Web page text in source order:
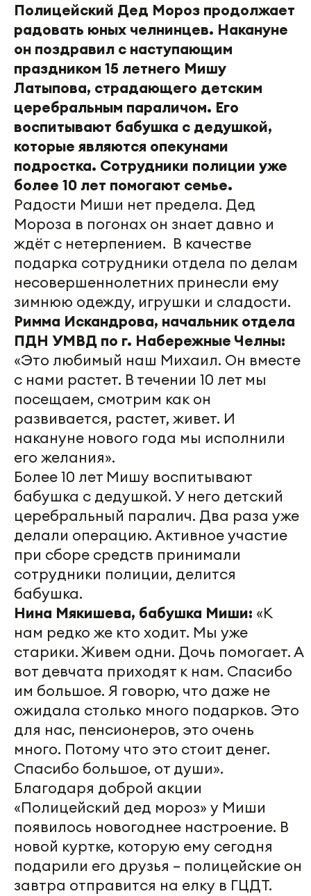
Полицейский Дед Мороз продолжает
радовать юных челнинцев. Накануне
он поздравил с наступающим
праздником 15 летнего Мишу
Латыпова, страдающего детским
церебральным параличом. Его
воспитывают бабушка с дедушкой,
которые являются опекунами
подростка. Сотрудники полиции уже
более 10 лет помогают семье.
Радости Миши нет предела. Дед
Мороза в погонах он знает давно и
ждёт с нетерпением. В качестве
подарка сотрудники отдела по делам
несовершеннолетних принесли ему
зимнюю одежду, игрушки и сладости.
Римма Искандрова, начальник отдела
ПДН УМВД по г. Набережные Челны:
«Это любимый наш Михаил. Он вместе
с нами растет. В течении 10 лет мы
посещаем, смотрим как он
развивается, растет, живет. И
накануне нового года мы исполнили
его желания».
Более 10 лет Мишу воспитывают
бабушка с дедушкой. У него детский
церебральный паралич. Два раза уже
делали операцию. Активное участие
при сборе средств принимали
сотрудники полиции, делится
бабушка.
Нина Мякишева, бабушка Миши: «К
нам редко же кто ходит. Мы уже
старики. Живем одни. Дочь помогает. А
вот девчата приходят к нам. Спасибо
им большое. Я говорю, что даже не
ожидала столько много подарков. Это
для нас, пенсионеров, это очень
много. Потому что это стоит денег.
Спасибо большое, от души».
Благодаря доброй акции
«Полицейский дед мороз» у Миши
появилось новогоднее настроение. В
новой куртке, которую ему сегодня
подарили его друзья – полицейские он
завтра отправится на елку в ГЦДТ.